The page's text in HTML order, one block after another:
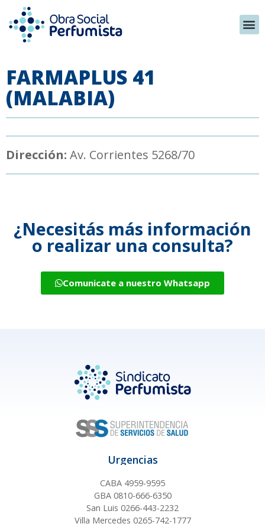
FARMAPLUS 41
(MALABIA)
Dirección: Av. Corrientes 5268/70
¿Necesitás más información
o realizar una consulta?
Comunicate a nuestro Whatsapp
Urgencias
CABA 4959-9595
GBA 0810-666-6350
San Luis 0266-443-2232
Villa Mercedes 0265-742-1777